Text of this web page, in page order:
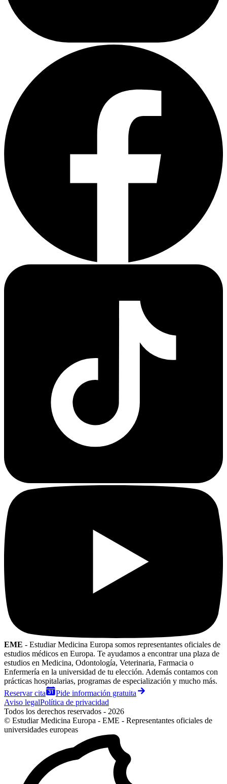
EME - Estudiar Medicina Europa somos representantes oficiales de
estudios médicos en Europa. Te ayudamos a encontrar una plaza de
estudios en Medicina, Odontología, Veterinaria, Farmacia o
Enfermería en la universidad de tu elección. Además contamos con
prácticas hospitalarias, programas de especialización y mucho más.
Reservar cita
Pide información gratuita
Aviso legalPolítica de privacidad
Todos los derechos reservados - 2026
© Estudiar Medicina Europa - EME - Representantes oficiales de
universidades europeas